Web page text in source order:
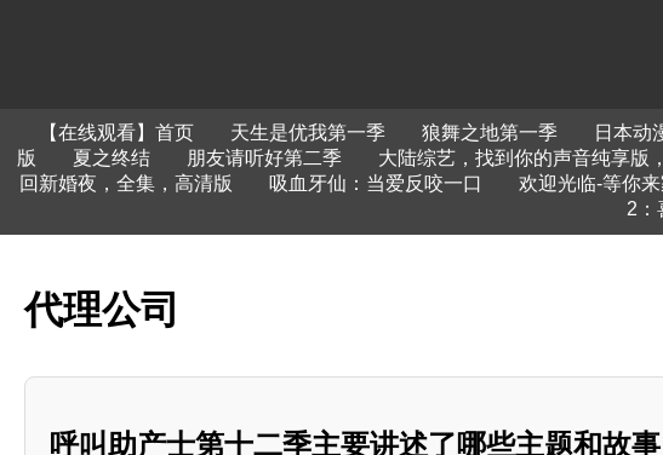
【在线观看】首页 天生是优我第一季 狼舞之地第一季 日本动
版
夏之终结 朋友请听好第二季 大陆综艺，找到你的声音纯享版
回新婚夜，全集，高清版
吸血牙仙：当爱反咬一口 欢迎光临-等你
2：
代理公司
呼叫助产士第十二季主要讲述了哪些主题和故